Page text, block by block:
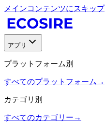
メインコンテンツにスキップ
アプリ
プラットフォーム別
すべてのプラットフォーム →
カテゴリ別
すべてのカテゴリー →